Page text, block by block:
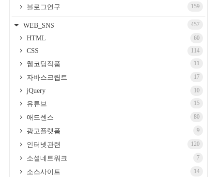
블로그연구 159
WEB_SNS 457
HTML 60
CSS 114
웹코딩작품 11
자바스크립트 17
jQuery 10
유튜브 15
애드센스 80
광고플랫폼 9
인터넷관련 120
소셜네트워크 7
소스사이트 14